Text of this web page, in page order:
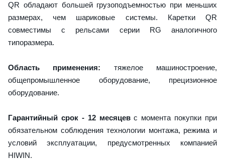
QR обладают большей грузоподъемностью при меньших
размерах, чем шариковые системы. Каретки QR
совместимы с рельсами серии RG аналогичного
типоразмера.
Область применения: тяжелое машиностроение,
общепромышленное оборудование, прецизионное
оборудование.
Гарантийный срок - 12 месяцевс момента покупки при
обязательном соблюдения технологии монтажа, режима и
условий эксплуатации, предусмотренных компанией
HIWIN.